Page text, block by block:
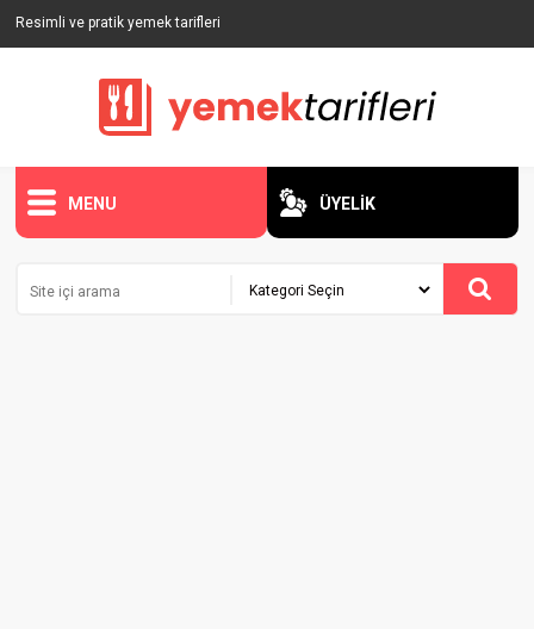
Resimli ve pratik yemek tarifleri
MENU ÜYELİK